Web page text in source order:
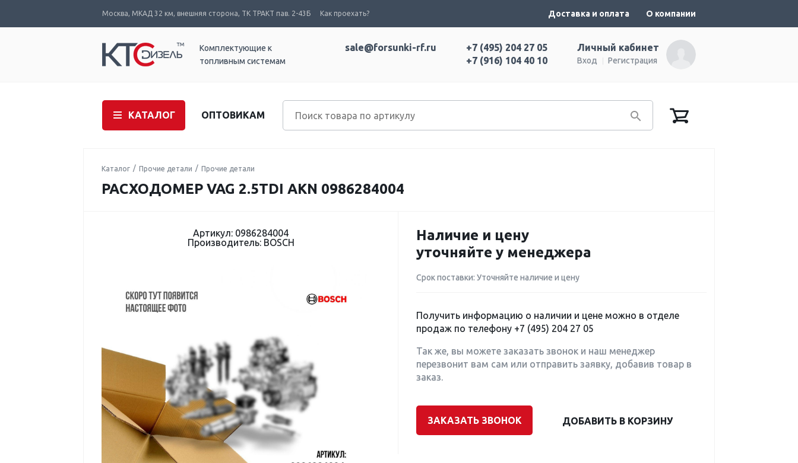
Москва, МКАД 32 км, внешняя сторона, ТК ТРАКТ пав. 2-43Б Как проехать? Доставка и оплата О компании
Комплектующие к
топливным системам
Личный кабинет
Вход Регистрация
+7 (495) 204 27 05
+7 (916) 104 40 10
sale@forsunki-rf.ru
КАТАЛОГ ОПТОВИКАМ
Каталог Прочие детали Прочие детали
РАСХОДОМЕР VAG 2.5TDI AKN 0986284004
Артикул: 0986284004
Производитель: BOSCH
Наличие и цену
уточняйте у менеджера
Срок поставки: Уточняйте наличие и цену
Получить информацию о наличии и цене можно в отделе
продаж по телефону +7 (495) 204 27 05
Так же, вы можете заказать звонок и наш менеджер
перезвонит вам сам или отправить заявку, добавив товар в
заказ.
ЗАКАЗАТЬ ЗВОНОК ДОБАВИТЬ В КОРЗИНУ